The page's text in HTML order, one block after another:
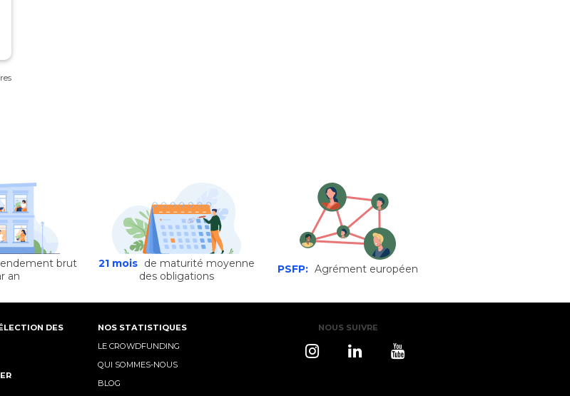
brut
an
21 mois de maturité moyenne
des obligations
PSFP: Agrément européen
DES
NOS STATISTIQUES
LE CROWDFUNDING
QUI SOMMES-NOUS
BLOG
NOUS SUIVRE